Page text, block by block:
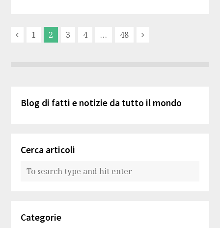
1 2 3 4 … 48
Blog di fatti e notizie da tutto il mondo
Cerca articoli
Categorie